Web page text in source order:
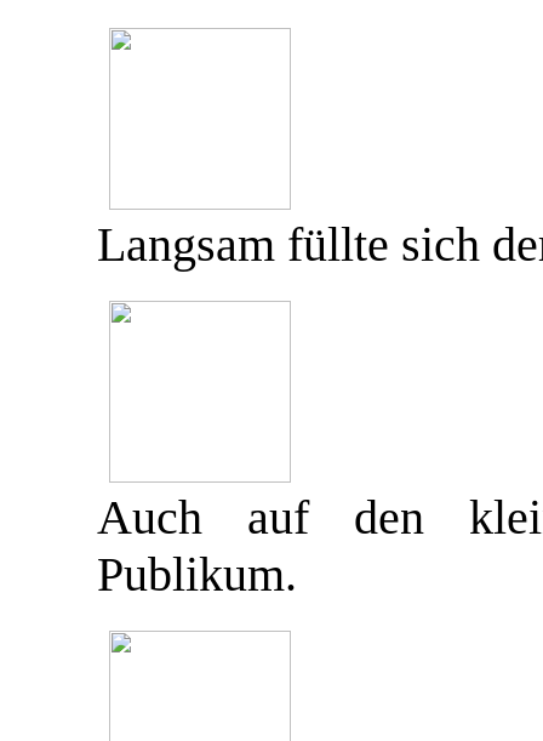
Langsam füllte sich
Auch auf den
Publikum.